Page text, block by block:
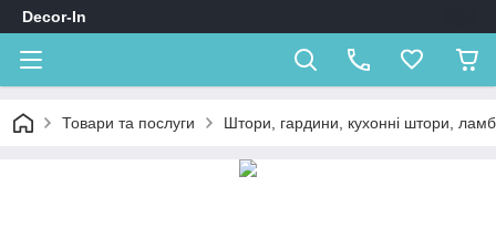
Decor-In
Товари та послуги Штори, гардини, кухонні штори,